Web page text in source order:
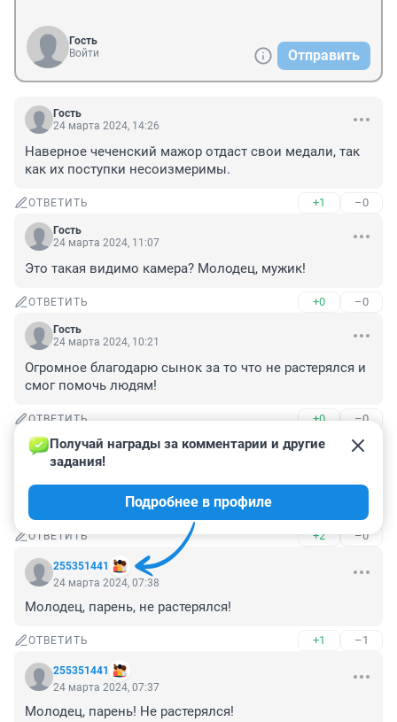
Гость
Войти
Отправить
Гость
24 марта 2024, 14:26
Наверное чеченский мажор отдаст свои медали, так
как их поступки несоизмеримы.
ОТВЕТИТЬ +1 –0
Гость
24 марта 2024, 11:07
Это такая видимо камера? Молодец, мужик!
ОТВЕТИТЬ +0 –0
Гость
24 марта 2024, 10:21
Огромное благодарю сынок за то что не растерялся и
смог помочь людям!
ОТВЕТИТЬ +0 –0
Гость
24 марта 2024, 07:44
вот такой парень не станет террористом, он болеет за
ОТВЕТИТЬ +2 –0
255351441
Получай награды за комментарии и другие
задания!
Подробнее в профиле
24 марта 2024, 07:38
Молодец, парень, не растерялся!
ОТВЕТИТЬ +1 –1
255351441
24 марта 2024, 07:37
Молодец, парень! Не растерялся!